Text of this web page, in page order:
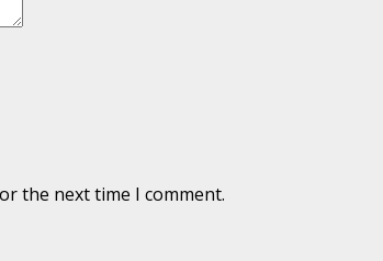
the next time I comment.